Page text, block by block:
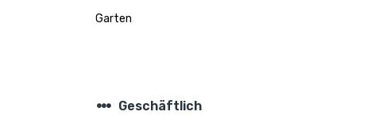
Garten
steppers Geschäftlich